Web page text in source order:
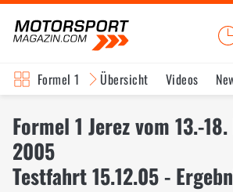
Formel 1 Übersicht Videos
Formel 1 Jerez vom 13.-
2005
Testfahrt 15.12.05 -